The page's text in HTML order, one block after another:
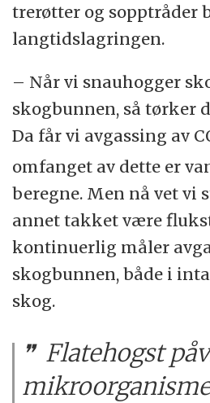
trerøtter og sopptråder
langtidslagringen.
– Når vi snauhogger
skogbunnen, så tørker
Da får vi avgassing av
omfanget av dette er
beregne. Men nå vet vi
annet takket være
kontinuerlig måler
skogbunnen, både i
skog.
Flatehogst